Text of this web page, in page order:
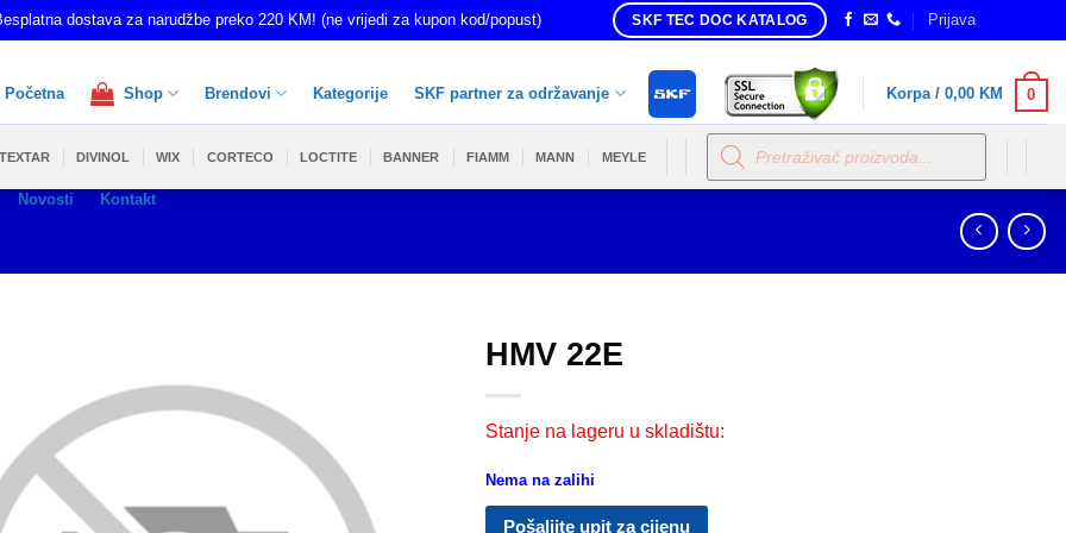
dostava za narudžbe preko 220 KM! (ne vrijedi za kupon kod/popust) SKF TEC DOC KATALOG Prijava
Početna Shop Brendovi Kategorije SKF partner za održavanje
Novosti Kontakt
Korpa / 0,00 KM 0
TEXTAR DIVINOL WIX CORTECO LOCTITE BANNER FIAMM MANN MEYLE
Products
search
HMV 22E
Stanje na lageru u skladištu:
Nema na zalihi
Pošaljite upit za cijenu